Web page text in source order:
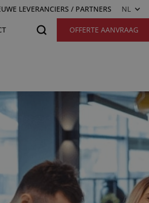
LEVERANCIERS / PARTNERS NL
OFFERTE AANVRAAG